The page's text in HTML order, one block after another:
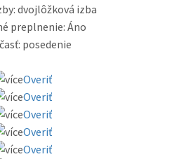
dvojlôžková izba
preplnenie: Áno
posedenie
Overiť
Overiť
Overiť
Overiť
Overiť